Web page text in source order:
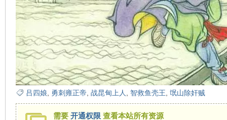
吕四娘 勇刺雍正帝 战昆甸上人 智救鱼壳王 氓山除奸贼
需要 开通权限 查看本站所有资源